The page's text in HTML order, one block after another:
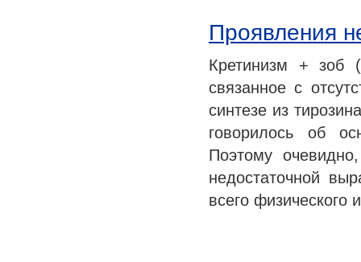
Проявления
Кретинизм + зоб
связанное с
синтезе из
говорилось об
Поэтому
недостаточной
всего физического